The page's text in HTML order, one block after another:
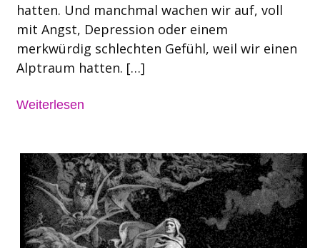
hatten. Und manchmal wachen wir auf, voll
mit Angst, Depression oder einem
merkwürdig schlechten Gefühl, weil wir einen
Alptraum hatten. […]
Weiterlesen